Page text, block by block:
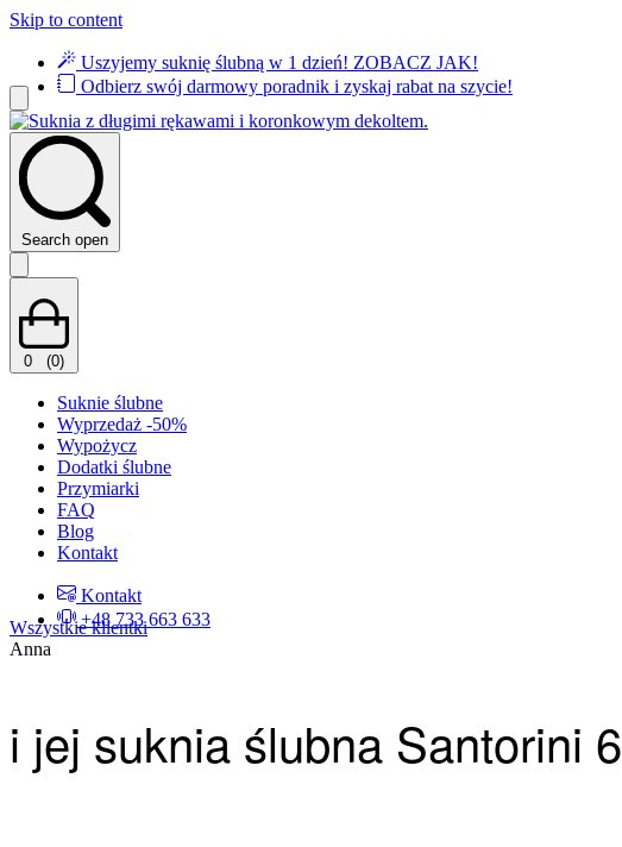
Skip to content
Uszyjemy suknię ślubną w 1 dzień! ZOBACZ JAK!
Odbierz swój darmowy poradnik i zyskaj rabat na szycie!
Search open
0 (0)
Suknie ślubne
Wyprzedaż -50%
Wypożycz
Dodatki ślubne
Przymiarki
FAQ
Blog
Kontakt
Kontakt
+48 733 663 633
Wszystkie klientki
Anna
i jej suknia ślubna Santorini